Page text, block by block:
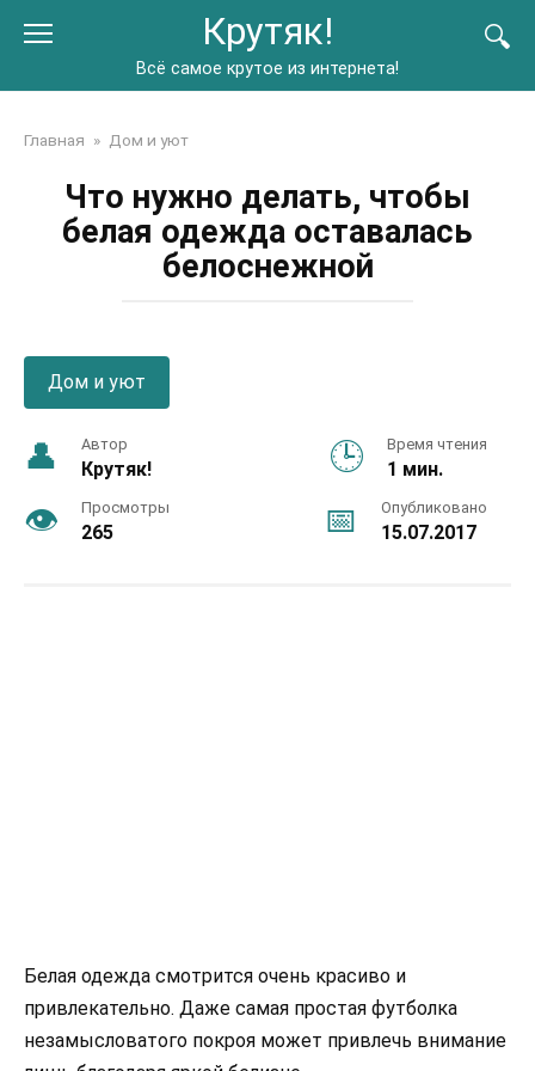
Крутяк!
Всё самое крутое из интернета!
Главная » Дом и уют
Что нужно делать, чтобы
белая одежда оставалась
белоснежной
Дом и уют
Автор
Крутяк!
Время чтения
1 мин.
Просмотры
265
Опубликовано
15.07.2017
Белая одежда смотрится очень красиво и
привлекательно. Даже самая простая футболка
незамысловатого покроя может привлечь внимание